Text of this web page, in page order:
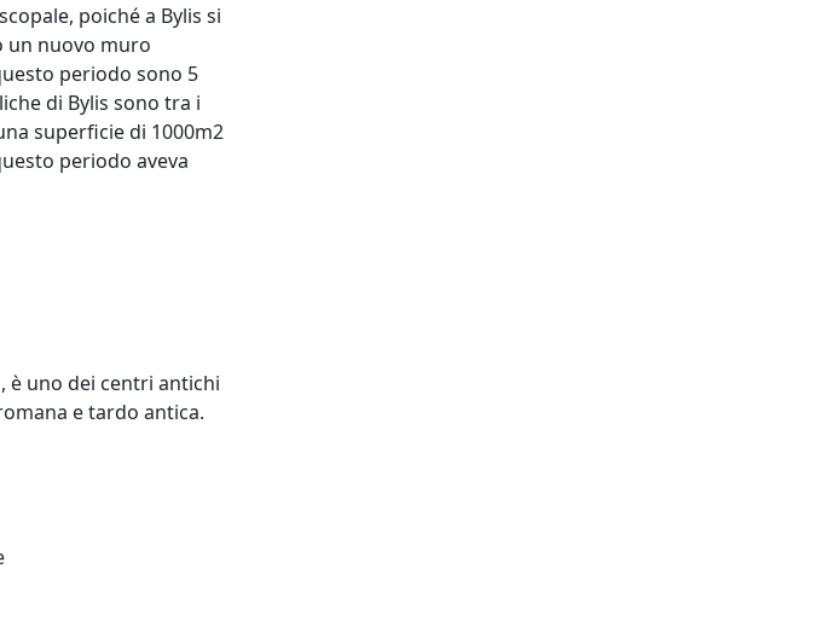
poiché a Bylis si
un nuovo muro
periodo sono 5
di Bylis sono tra i
superficie di 1000m2
periodo aveva
è uno dei centri antichi
e tardo antica.